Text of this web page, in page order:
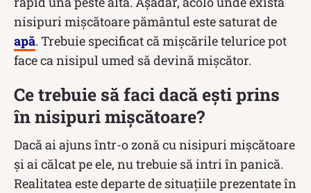
nisipuri mișcătoare pământul este saturat de
apă. Trebuie specificat că mișcările telurice pot
face ca nisipul umed să devină mișcător.
Ce trebuie să faci dacă ești prins
în nisipuri mișcătoare?
Dacă ai ajuns într-o zonă cu nisipuri mișcătoare
și ai călcat pe ele, nu trebuie să intri în panică.
Realitatea este departe de situațiile prezentate în